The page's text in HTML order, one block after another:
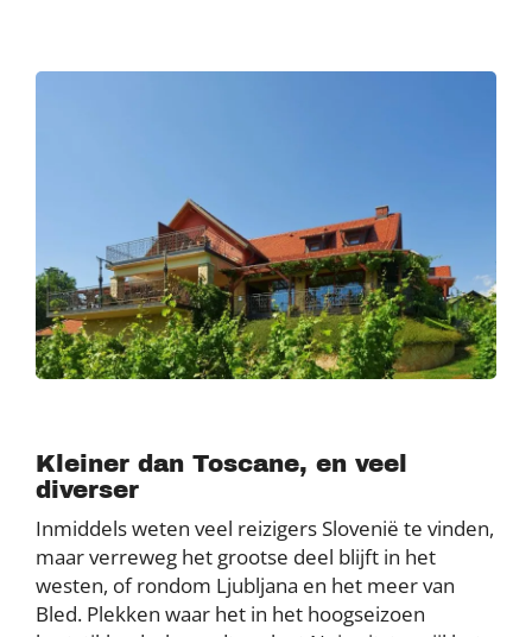
Kleiner dan Toscane, en veel
diverser
Inmiddels weten veel reizigers Slovenië te vinden,
maar verreweg het grootse deel blijft in het
westen, of rondom Ljubljana en het meer van
Bled. Plekken waar het in het hoogseizoen